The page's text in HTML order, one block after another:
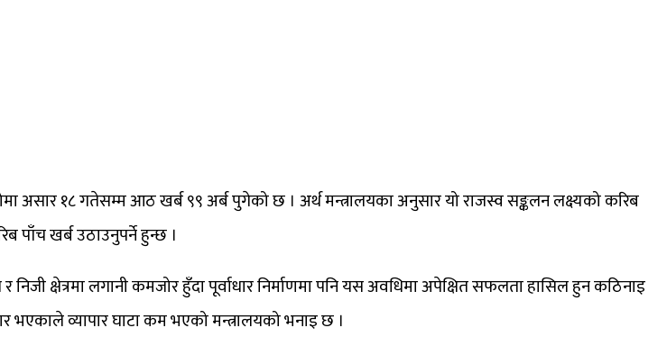
असार १८ गतेसम्म आठ खर्ब ९९ अर्ब पुगेको छ । अर्थ मन्त्रालयका अनुसार यो राजस्व सङ्कलन लक्ष्यको करिब
पाँच खर्ब उठाउनुपर्ने हुन्छ ।
क्षेत्रमा लगानी कमजोर हुँदा पूर्वाधार निर्माणमा पनि यस अवधिमा अपेक्षित सफलता हासिल हुन कठिनाइ
व्यापार घाटा कम भएको मन्त्रालयको भनाइ छ ।